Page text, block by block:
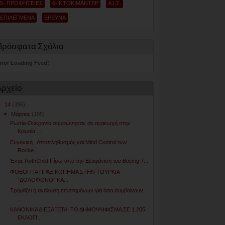
5- ΠΡΟΦΗΤΕΙΕΣ 6- ΝΤΟΚΙΜΑΝΤΕΡ Α.Ι.Σ.
ΕΠΙΛΕΓΜΕΝΑ ΕΡΕΥΝΑ
Σχόλια
Loading Feed!
14 (396)
▼
Μάρτιος (195)
Ρωσία-Ουκρανία συμφώνησαν σε ανακωχή στην
Κριμαία ...
Ευγονική , Αποπληθυσμός και Mind Control των
Rocke...
Ένας RothChild Πίσω από την Εξαφάνιση του Boeing 7...
ΦΟΒΟΙ ΓΙΑ ΠΡΑΞΙΚΟΠΗΜΑ ΣΤΗΝ ΤΟΥΡΚΙΑ –
“ΔΟΛΟΦΟΝΟ” ΚΑ...
Τρομάζει η ανάλυση επιστημόνων για όσα συμβαίνουν
...
ΚΑΝΟΝΙΚΑ ΔΙΕΞΑΓΕΤΑΙ ΤΟ ΔΗΜΟΨΗΦΙΣΜΑ ΣΕ 1.205
ΕΚΛΟΓΙ...